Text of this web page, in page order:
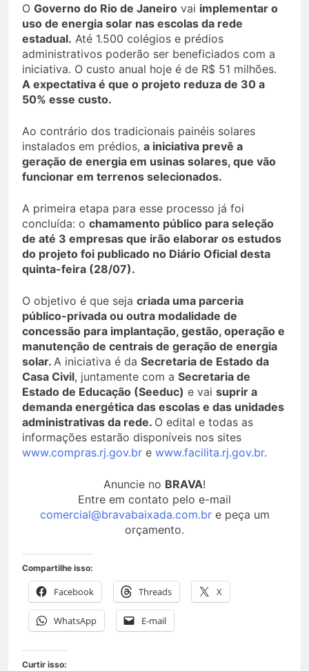
O Governo do Rio de Janeiro vai implementar o
uso de energia solar nas escolas da rede
estadual. Até 1.500 colégios e prédios
administrativos poderão ser beneficiados com a
iniciativa. O custo anual hoje é de R$ 51 milhões.
A expectativa é que o projeto reduza de 30 a
50% esse custo.
Ao contrário dos tradicionais painéis solares
instalados em prédios, a iniciativa prevê a
geração de energia em usinas solares, que vão
funcionar em terrenos selecionados.
A primeira etapa para esse processo já foi
concluída: o chamamento público para seleção
de até 3 empresas que irão elaborar os estudos
do projeto foi publicado no Diário Oficial desta
quinta-feira (28/07).
O objetivo é que seja criada uma parceria
público-privada ou outra modalidade de
concessão para implantação, gestão, operação e
manutenção de centrais de geração de energia
solar. A iniciativa é da Secretaria de Estado da
Casa Civil, juntamente com a Secretaria de
Estado de Educação (Seeduc) e vai suprir a
demanda energética das escolas e das unidades
administrativas da rede. O edital e todas as
informações estarão disponíveis nos sites
www.compras.rj.gov.br e www.facilita.rj.gov.br.
Anuncie no BRAVA!
Entre em contato pelo e-mail
comercial@bravabaixada.com.bre peça um
orçamento.
Compartilhe isso:
Facebook Threads X
WhatsApp E-mail
Curtir isso: